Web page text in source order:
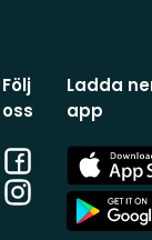
Följ
oss
Facebook
Instagram
Ladda
app
App
Store
App
Store